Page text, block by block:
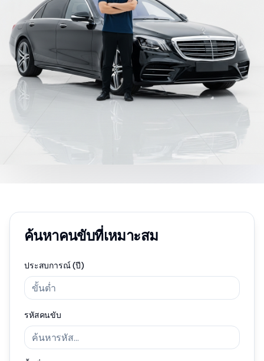
ค้นหาคนขับที่เหมาะสม
ประสบการณ์ (ปี)
รหัสคนขับ